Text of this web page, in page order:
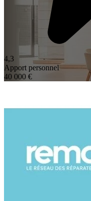
4,3
Apport personnel
40 000 €